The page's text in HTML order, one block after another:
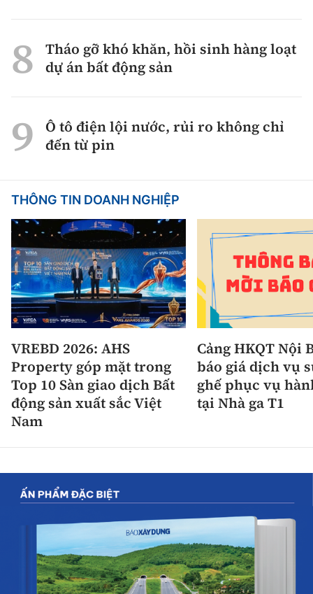
Tháo gỡ khó khăn, hồi sinh hàng loạt
dự án bất động sản
Ô tô điện lội nước, rủi ro không chỉ
đến từ pin
THÔNG TIN DOANH NGHIỆP
VREBD 2026: AHS
Property góp mặt trong
Top 10 Sàn giao dịch Bất
động sản xuất sắc Việt
Nam
Cảng HKQT Nội
báo giá dịch vụ
ghế phục vụ
tại Nhà ga T1